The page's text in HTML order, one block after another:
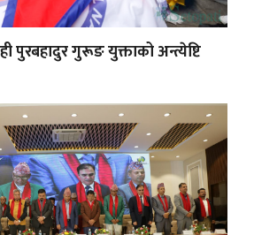
पुरबहादुर गुरूङ युक्ताको अन्त्येष्टि